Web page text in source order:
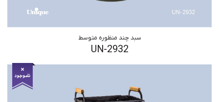
سبد چند منظوره متوسط
UN-2932